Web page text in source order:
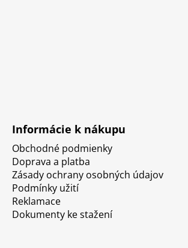
Informácie k nákupu
Obchodné podmienky
Doprava a platba
Zásady ochrany osobných údajov
Podmínky užití
Reklamace
Dokumenty ke stažení